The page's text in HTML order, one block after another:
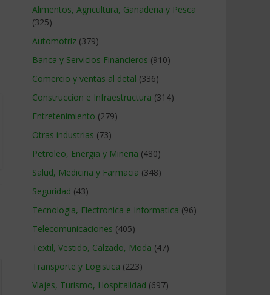
Alimentos, Agricultura, Ganaderia y Pesca
(325)
Automotriz (379)
Banca y Servicios Financieros (910)
Comercio y ventas al detal (336)
Construccion e Infraestructura (314)
Entretenimiento (279)
Otras industrias (73)
Petroleo, Energia y Mineria (480)
Salud, Medicina y Farmacia (348)
Seguridad (43)
Tecnologia, Electronica e Informatica (96)
Telecomunicaciones (405)
Textil, Vestido, Calzado, Moda (47)
Transporte y Logistica (223)
Viajes, Turismo, Hospitalidad (697)